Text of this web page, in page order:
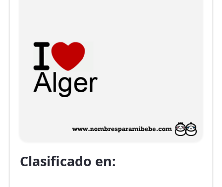
Clasificado en: